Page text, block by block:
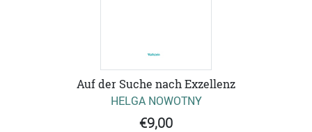
Auf der Suche nach Exzellenz
HELGA NOWOTNY
€9,00